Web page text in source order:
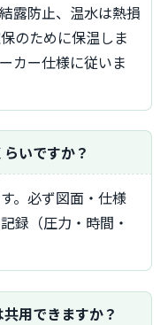
のために保温しま
カー仕様に従いま
いですか？
録（圧力・時間・
用できますか？